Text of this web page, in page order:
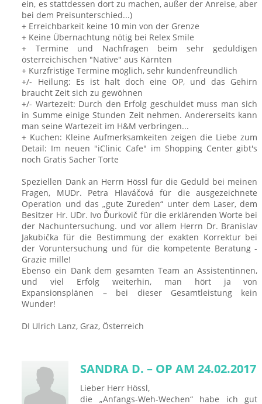
ein, es stattdessen dort zu machen, außer der Anreise, aber
bei dem Preisunterschied...)
+ Erreichbarkeit keine 10 min von der Grenze
+ Keine Übernachtung nötig bei Relex Smile
+ Termine und Nachfragen beim sehr geduldigen
österreichischen "Native" aus Kärnten
+ Kurzfristige Termine möglich, sehr kundenfreundlich
+/- Heilung: Es ist halt doch eine OP, und das Gehirn
braucht Zeit sich zu gewöhnen
+/- Wartezeit: Durch den Erfolg geschuldet muss man sich
in Summe einige Stunden Zeit nehmen. Andererseits kann
man seine Wartezeit im H&M verbringen...
+ Kuchen: Kleine Aufmerksamkeiten zeigen die Liebe zum
Detail: Im neuen "iClinic Cafe" im Shopping Center gibt's
noch Gratis Sacher Torte
Speziellen Dank an Herrn Hössl für die Geduld bei meinen
Fragen, MUDr. Petra Hlaváčová für die ausgezeichnete
Operation und das „gute Zureden“ unter dem Laser, dem
Besitzer Hr. UDr. Ivo Ďurkovič für die erklärenden Worte bei
der Nachuntersuchung. und vor allem Herrn Dr. Branislav
Jakubička für die Bestimmung der exakten Korrektur bei
der Voruntersuchung und für die kompetente Beratung -
Grazie mille!
Ebenso ein Dank dem gesamten Team an Assistentinnen,
und viel Erfolg weiterhin, man hört ja von
Expansionsplänen – bei dieser Gesamtleistung kein
Wunder!
DI Ulrich Lanz, Graz, Österreich
SANDRA D. – OP AM 24.02.2017
Lieber Herr Hössl,
die „Anfangs-Weh-Wechen“ habe ich gut